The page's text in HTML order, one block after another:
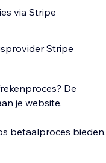
via Stripe
Stripe
De
je website.
betaalproces bieden.